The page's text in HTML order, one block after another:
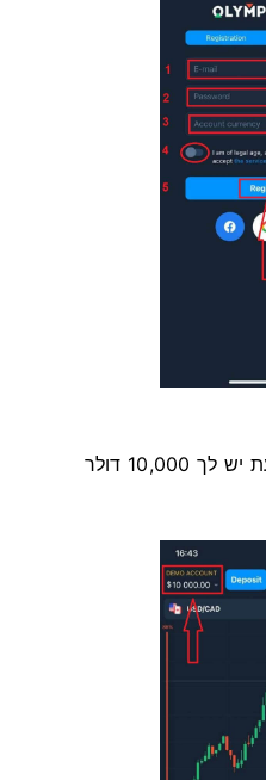
מזל טוב! נרשמת בהצלחה. כעת יש לך 10,000 דולר